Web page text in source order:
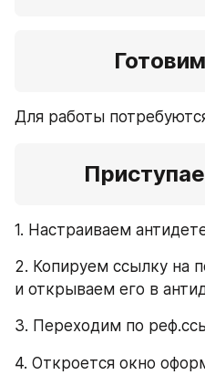
Для работы
1. Настраиваем
2. Копируем ссылку на
и открываем его в
3. Переходим по
4. Откроется окно